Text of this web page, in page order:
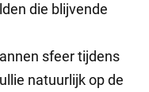
die blijvende
sfeer tijdens
natuurlijk op de